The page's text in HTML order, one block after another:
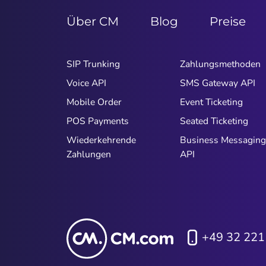
Über CM
Blog Preise
SIP Trunking
Voice API
Mobile Order
POS Payments
Wiederkehrende
Zahlungen
Zahlungsmethoden
SMS Gateway API
Event Ticketing
Seated Ticketing
Business Messaging
API
+49 32